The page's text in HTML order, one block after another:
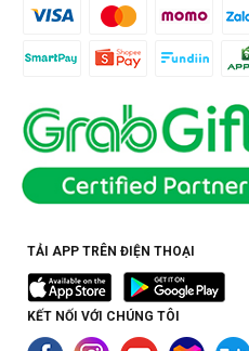
TẢI APP TRÊN ĐIỆN THOẠI
KẾT NỐI VỚI CHÚNG TÔI